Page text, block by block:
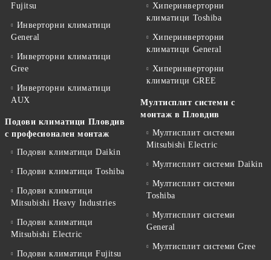
Fujitsu
Инверторни климатици
General
Инверторни климатици
Gree
Инверторни климатици
AUX
Подови климатици Пловдив
с професионален монтаж
Подови климатици Daikin
Подови климатици Toshiba
Подови климатици
Mitsubishi Heavy Industries
Подови климатици
Mitsubishi Electric
Подови климатици Fujitsu
Хиперинверторни
климатици Toshiba
Хиперинверторни
климатици General
Хиперинверторни
климатици GREE
Мултисплит системи с
монтаж в Пловдив
Мултисплит системи
Mitsubishi Electric
Мултисплит системи Daikin
Мултисплит системи
Toshiba
Мултисплит системи
General
Мултисплит системи Gree